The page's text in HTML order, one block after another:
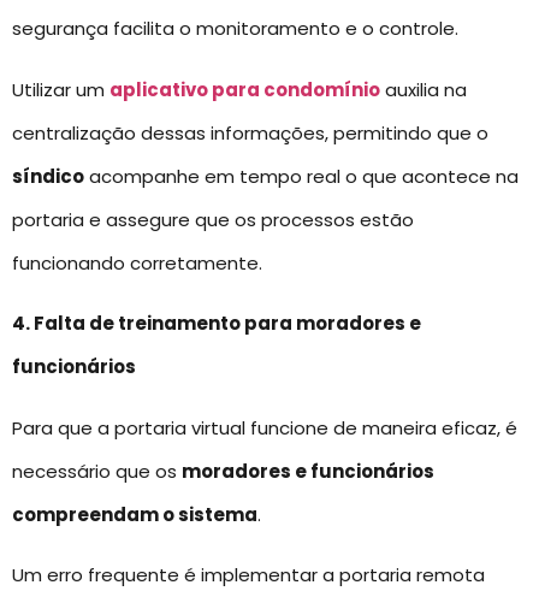
segurança facilita o monitoramento e o controle.
Utilizar um aplicativo para condomínioauxilia na
centralização dessas informações, permitindo que o
síndicoacompanhe em tempo real o que acontece na
portaria e assegure que os processos estão
funcionando corretamente.
4. Falta de treinamento para moradores e
funcionários
Para que a portaria virtual funcione de maneira eficaz, é
necessário que os moradores e funcionários
compreendam o sistema.
Um erro frequente é implementar a portaria remota